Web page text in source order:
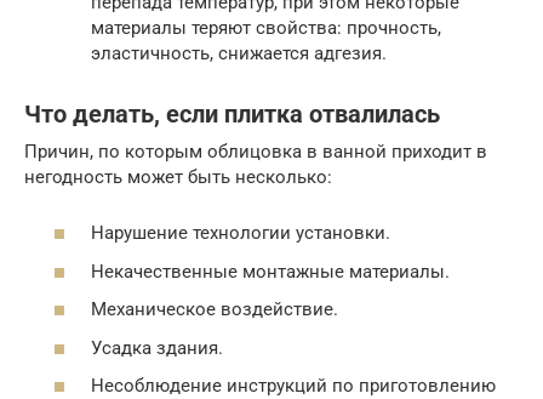
материалы теряют свойства: прочность,
эластичность, снижается адгезия.
Что делать, если плитка отвалилась
Причин, по которым облицовка в ванной приходит в
негодность может быть несколько:
Нарушение технологии установки.
Некачественные монтажные материалы.
Механическое воздействие.
Усадка здания.
Несоблюдение инструкций по приготовлению